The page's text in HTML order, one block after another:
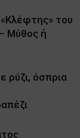
του
Μύθος ή
ρύζι, όσπρια